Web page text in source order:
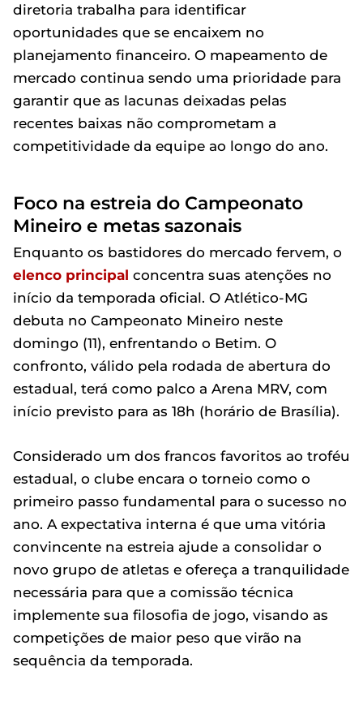
diretoria trabalha para identificar
oportunidades que se encaixem no
planejamento financeiro. O mapeamento de
mercado continua sendo uma prioridade para
garantir que as lacunas deixadas pelas
recentes baixas não comprometam a
competitividade da equipe ao longo do ano.
Foco na estreia do Campeonato
Mineiro e metas sazonais
Enquanto os bastidores do mercado fervem, o
elenco principal concentra suas atenções no
início da temporada oficial. O Atlético-MG
debuta no Campeonato Mineiro neste
domingo (11), enfrentando o Betim. O
confronto, válido pela rodada de abertura do
estadual, terá como palco a Arena MRV, com
início previsto para as 18h (horário de Brasília).
Considerado um dos francos favoritos ao troféu
estadual, o clube encara o torneio como o
primeiro passo fundamental para o sucesso no
ano. A expectativa interna é que uma vitória
convincente na estreia ajude a consolidar o
novo grupo de atletas e ofereça a tranquilidade
necessária para que a comissão técnica
implemente sua filosofia de jogo, visando as
competições de maior peso que virão na
sequência da temporada.